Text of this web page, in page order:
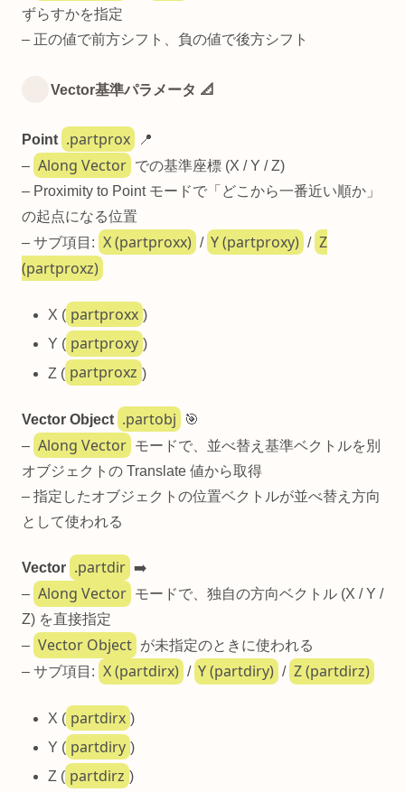
ずらすかを指定
– 正の値で前方シフト、負の値で後方シフト
Vector基準パラメータ 📐
Point .partprox
📍
– Along Vector
での基準座標 (X / Y / Z)
– Proximity to Point モードで「どこから一番近い順か」
の起点になる位置
– サブ項目: X (partproxx) / Y (partproxy) / Z
(partproxz)
X ( partproxx )
Y ( partproxy )
Z ( partproxz )
Vector Object .partobj
🎯
– Along Vector
モードで、並べ替え基準ベクトルを別
オブジェクトの Translate 値から取得
– 指定したオブジェクトの位置ベクトルが並べ替え方向
として使われる
Vector .partdir ➡️
– Along Vector
モードで、独自の方向ベクトル (X / Y /
Z) を直接指定
– Vector Object
が未指定のときに使われる
– サブ項目: X (partdirx) / Y (partdiry) / Z (partdirz)
X ( partdirx )
Y ( partdiry )
Z ( partdirz )